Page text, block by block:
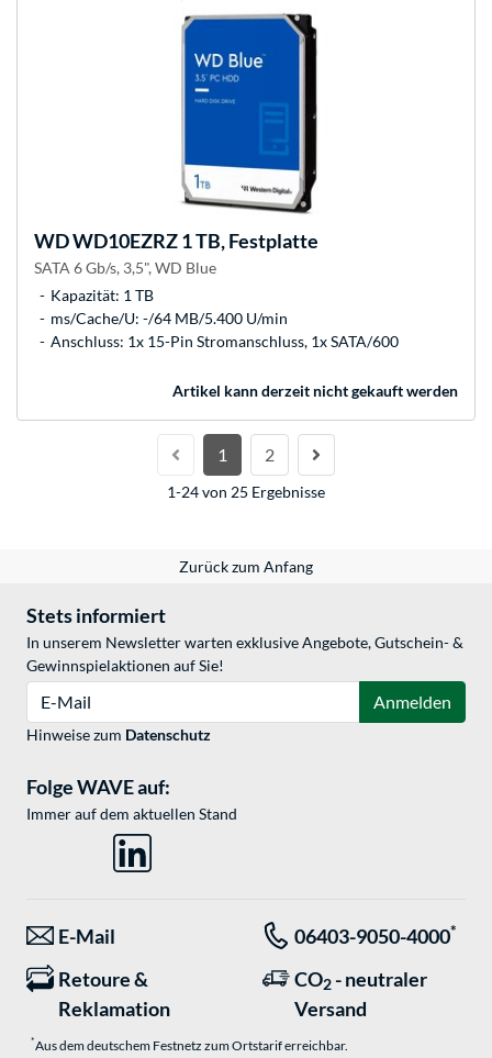
WDWD10EZRZ 1 TB, Festplatte
SATA 6 Gb/s, 3,5", WD Blue
Kapazität: 1 TB
ms/Cache/U: -/64 MB/5.400 U/min
Anschluss: 1x 15-Pin Stromanschluss, 1x SATA/600
Artikel kann derzeit nicht gekauft werden
1 2
1-24 von 25 Ergebnisse
Zurück zum Anfang
Stets informiert
In unserem Newsletter warten exklusive Angebote, Gutschein- &
Gewinnspielaktionen auf Sie!
Anmelden
Hinweise zum Datenschutz
Folge WAVE auf:
Immer auf dem aktuellen Stand
E-Mail 06403-9050-4000*
Retoure &
Reklamation
CO2 - neutraler
Versand
*Aus dem deutschem Festnetz zum Ortstarif erreichbar.